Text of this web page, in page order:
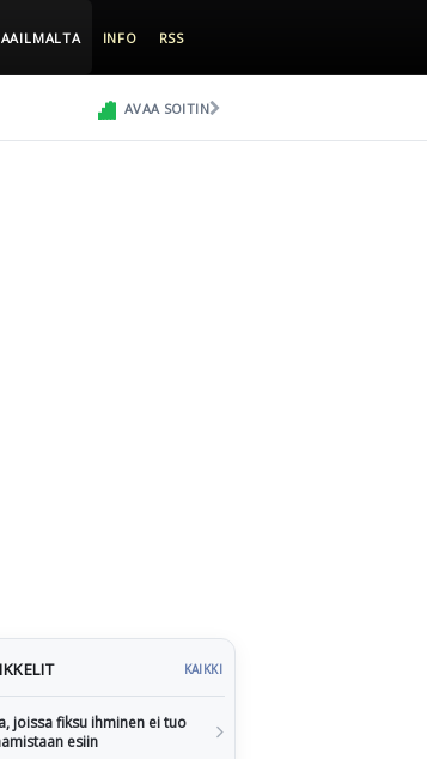
INFO RSS
AVAA SOITIN
KAIKKI
joissa fiksu ihminen ei tuo
esiin